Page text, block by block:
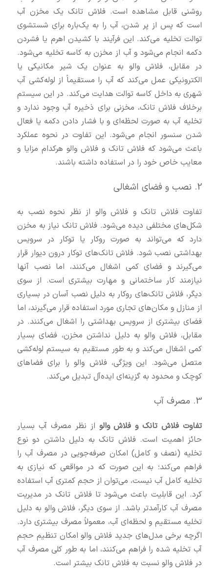
روشنی قابل مشاهده است. فلاش تانک یک مخزن آب
است که پس از پر شدن، آب را به یک‌باره برای شستشوی
توالت تخلیه می‌کند. این فرآیند با کشیدن اهرم یا فشردن
دکمه انجام می‌شود و آب از مخزن به کاسه تخلیه می‌شود.
در مقابل، فلاش والو به عنوان یک شیر مکانیکی یا
الکترونیکی عمل می‌کند که آب را مستقیماً از لوله‌کشی آب
شهری به داخل کاسه توالت هدایت می‌کند. در این سیستم
برخلاف فلاش تانک، مخزنی برای ذخیره آب وجود ندارد و
تخلیه آب به صورت لحظه‌ای و با فشار دادن دکمه یا فعال
شدن سنسور انجام می‌شود. این تفاوت در نحوه عملکرد
باعث می‌شود که فلاش تانک و فلاش والو هرکدام مزایا و
معایب خاص خود را در استفاده داشته باشند.
2. نصب و فضای اشغالی
تفاوت فلاش تانک و فلاش والو از نظر نحوه نصب به
شکل‌های مختلفی دیده می‌شود. فلاش تانک نیاز به مخزن
دارد که می‌تواند به صورت روکار یا توکار در سرویس
بهداشتی نصب شود. فلاش تانک‌های توکار درون دیوار قرار
می‌گیرند و فضای کمی اشغال می‌کنند، اما نصب آنها
نیازمند کار ساختمانی و مهارت بیشتری است. از سوی
دیگر، فلاش تانک‌های روکار به دلیل نصب آسان در بسیاری
از منازل و مکان‌های تجاری مورد استفاده قرار می‌گیرند، اما
فضای بیشتری از سرویس بهداشتی را اشغال می‌کنند. در
مقابل، فلاش والو به دلیل نداشتن مخزن، فضای بسیار
کمی اشغال می‌کند و به طور مستقیم به سیستم لوله‌کشی
متصل می‌شود. این ویژگی، فلاش والو را برای فضاهای
کوچک و محدود به گزینه‌ای ایده‌آل تبدیل می‌کند.
3. مصرف آب
تفاوت فلاش تانک و فلاش والو از نظر مصرف آب بسیار
حائز اهمیت است. فلاش تانک به دلیل داشتن دو نوع
تخلیه (نصف و کامل) امکان صرفه‌جویی در مصرف آب را
فراهم می‌کند؛ به این صورت که در مواقعی که نیازی به
تخلیه کامل آب نیست، می‌توان از حجم کمتری آب استفاده
کرد. این قابلیت باعث می‌شود تا فلاش تانک در مدیریت
مصرف آب کارآمدتر باشد. از سوی دیگر، فلاش والو به دلیل
تخلیه مستقیم و لحظه‌ای آب، معمولاً مصرف بیشتری دارد.
اگرچه برخی مدل‌های جدید فلاش والو امکان تنظیم حجم
آب تخلیه شده را فراهم می‌کنند، اما به طور کلی مصرف آب
در فلاش والو نسبت به فلاش تانک بیشتر است.